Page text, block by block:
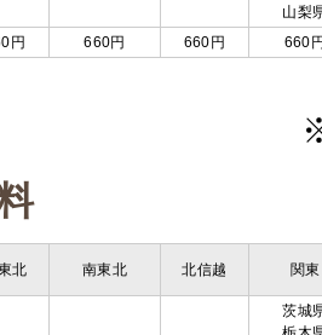
山梨
円 660円 660円 660
送料
北 南東北 北信越 関東
茨城